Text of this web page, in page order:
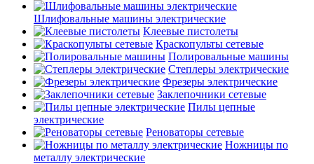
Шлифовальные машины электрические
Клеевые пистолеты
Краскопульты сетевые
Полировальные машины
Степлеры электрические
Фрезеры электрические
Заклепочники сетевые
Пилы цепные
электрические
Реноваторы сетевые
Ножницы по
металлу электрические